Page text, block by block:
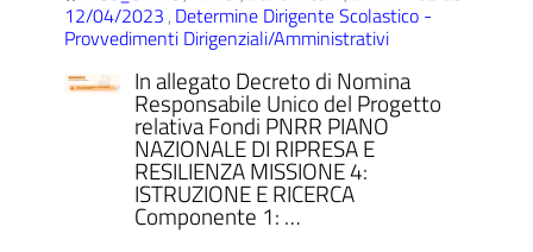
12/04/2023, Determine Dirigente Scolastico -
Provvedimenti Dirigenziali/Amministrativi
In allegato Decreto di Nomina
Responsabile Unico del Progetto
relativa Fondi PNRR PIANO
NAZIONALE DI RIPRESA E
RESILIENZA MISSIONE 4:
ISTRUZIONE E RICERCA
Componente 1: …